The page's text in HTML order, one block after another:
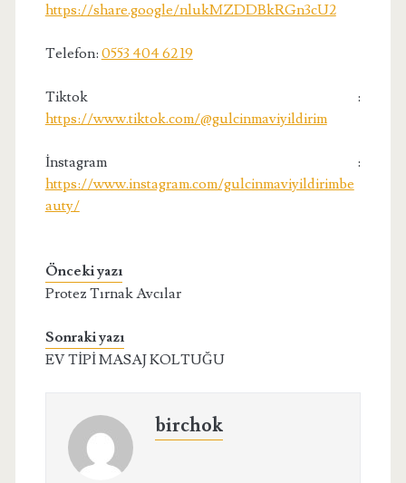
https://share.google/nlukMZDDBkRGn3cU2
Telefon: 0553 404 62 19
Tiktok :
https://www.tiktok.com/@gulcinmaviyildirim
İnstagram :
https://www.instagram.com/gulcinmaviyildirimbe
auty/
Önceki yazı
Protez Tırnak Avcılar
Sonraki yazı
EV TİPİ MASAJ KOLTUĞU
birchok